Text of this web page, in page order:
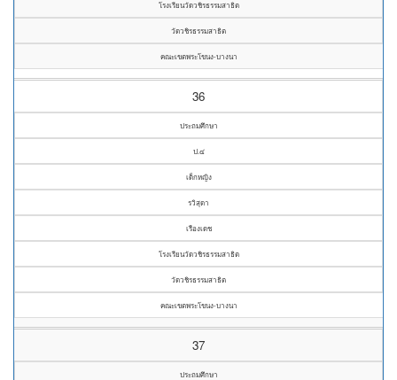
โรงเรียนวัดวชิรธรรมสาธิต
วัดวชิรธรรมสาธิต
คณะเขตพระโขนง-บางนา
36
ประถมศึกษา
ป.๔
เด็กหญิง
รวิสุดา
เรืองเดช
โรงเรียนวัดวชิรธรรมสาธิต
วัดวชิรธรรมสาธิต
คณะเขตพระโขนง-บางนา
37
ประถมศึกษา